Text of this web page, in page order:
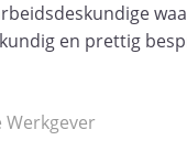
en prettig